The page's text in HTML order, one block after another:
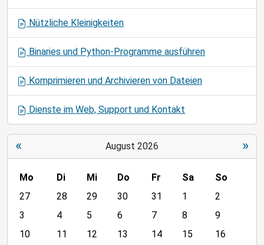
Nützliche Kleinigkeiten
Binaries und Python-Programme ausführen
Komprimieren und Archivieren von Dateien
Dienste im Web, Support und Kontakt
« August 2026 »
m
n
t
Mo Di Mi Do Fr Sa
So
27
28 29 30 31 1
2
3
4 5 6 7 8
9
10
11 12 13 14 15
16